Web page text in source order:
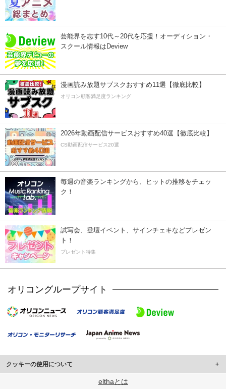
芸能界を志す10代～20代を応援！オーディション・
スクール情報はDeview
漫画読み放題サブスクおすすめ11選【徹底比較】
オリコン顧客満足度ランキング
2026年動画配信サービスおすすめ40選【徹底比較】
CS動画配信サービス20選
毎週の音楽ランキングから、ヒットの推移をチェッ
ク！
試写会、登壇イベント、サインチェキなどプレゼン
ト！
プレゼント特集
オリコングループサイト
クッキーの使用について
このサイトでは Cookie を使用して、ユーザーに合わせたコンテンツや広告の
elthaとは